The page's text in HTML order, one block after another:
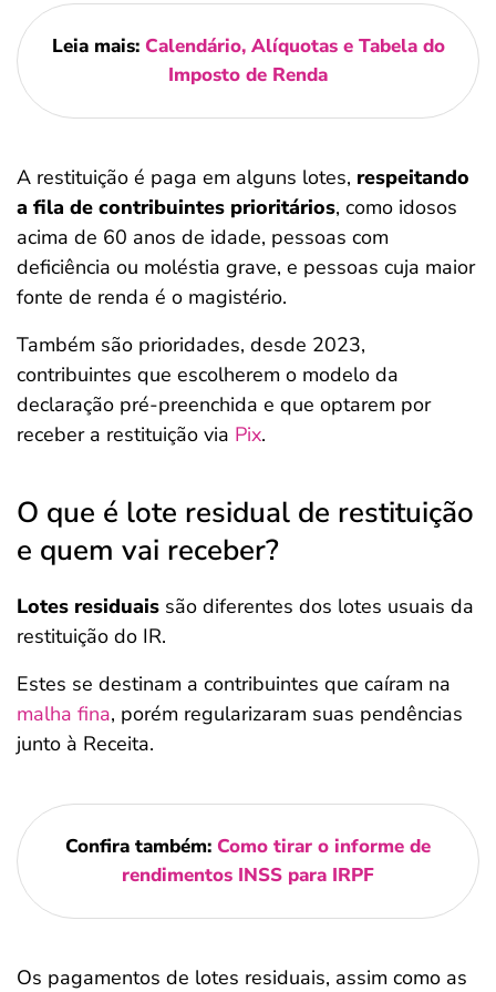
Leia mais: Calendário, Alíquotas e Tabela do
Imposto de Renda
A restituição é paga em alguns lotes, respeitando
a fila de contribuintes prioritários, como idosos
acima de 60 anos de idade, pessoas com
deficiência ou moléstia grave, e pessoas cuja maior
fonte de renda é o magistério.
Também são prioridades, desde 2023,
contribuintes que escolherem o modelo da
declaração pré-preenchida e que optarem por
receber a restituição via Pix.
O que é lote residual de restituição
e quem vai receber?
Lotes residuais são diferentes dos lotes usuais da
restituição do IR.
Estes se destinam a contribuintes que caíram na
malha fina, porém regularizaram suas pendências
junto à Receita.
Confira também: Como tirar o informe de
rendimentos INSS para IRPF
Os pagamentos de lotes residuais, assim como as